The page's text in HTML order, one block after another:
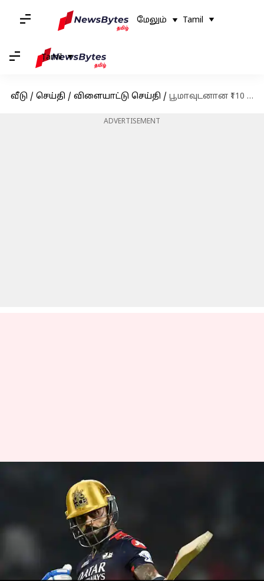
மேலும் Tamil
Tamil
வீடு / செய்தி / விளையாட்டு செய்தி / பூமாவுடனான ₹110 கோடி ஒப்பந்தத்தை முடித்துக் கொள்ள விராட் கோலி திட்டம்; காரணம் என்ன?
ADVERTISEMENT
பூமாவுடனான ₹110 கோடி
ஒப்பந்தத்தை முடித்துக்
கொள்ள விராட் கோலி
திட்டம்; காரணம் என்ன?
Sekar Chinnappan Apr 10, 2025 08:51 pm